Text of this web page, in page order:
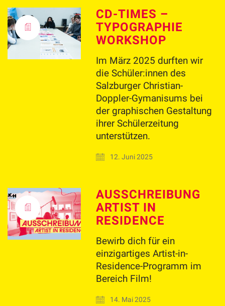
CD-TIMES –
TYPOGRAPHIE
WORKSHOP
Im März 2025 durften wir
die Schüler:innen des
Salzburger Christian-
Doppler-Gymanisums bei
der graphischen Gestaltung
ihrer Schülerzeitung
unterstützen.
12. Juni 2025
AUSSCHREIBUNG
ARTIST IN
RESIDENCE
Bewirb dich für ein
einzigartiges Artist-in-
Residence-Programm im
Bereich Film!
14. Mai 2025